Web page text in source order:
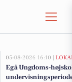
05-08-2026 16:10 |
Egå Ungdoms-